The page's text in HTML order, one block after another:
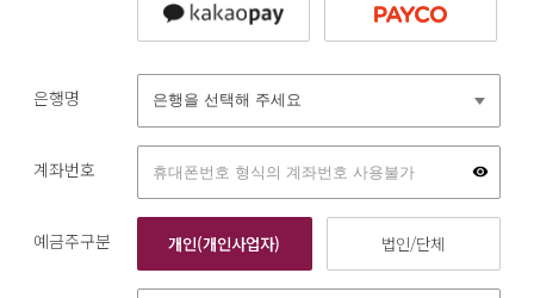
은행명
계좌번호
예금주구분 개인(개인사업자) 법인/단체